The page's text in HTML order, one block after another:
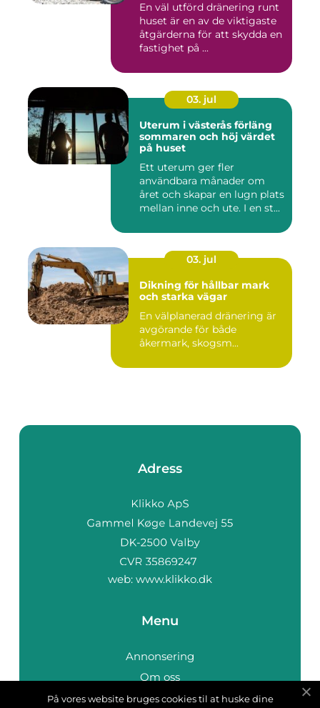
En väl utförd dränering runt
huset är en av de viktigaste
åtgärderna för att skydda en
fastighet på ...
03. jul
Uterum i västerås förläng
sommaren och höj värdet
på huset
Ett uterum ger fler
användbara månader om
året och skapar en lugn plats
mellan inne och ute. I en st...
03. jul
Dikning för hållbar mark
och starka vägar
En välplanerad dränering är
avgörande för både
åkermark, skogsm...
Adress
web: www.klikko.dk
Menu
Annonsering
Om oss
Cookies
På vores website bruges cookies til at huske dine